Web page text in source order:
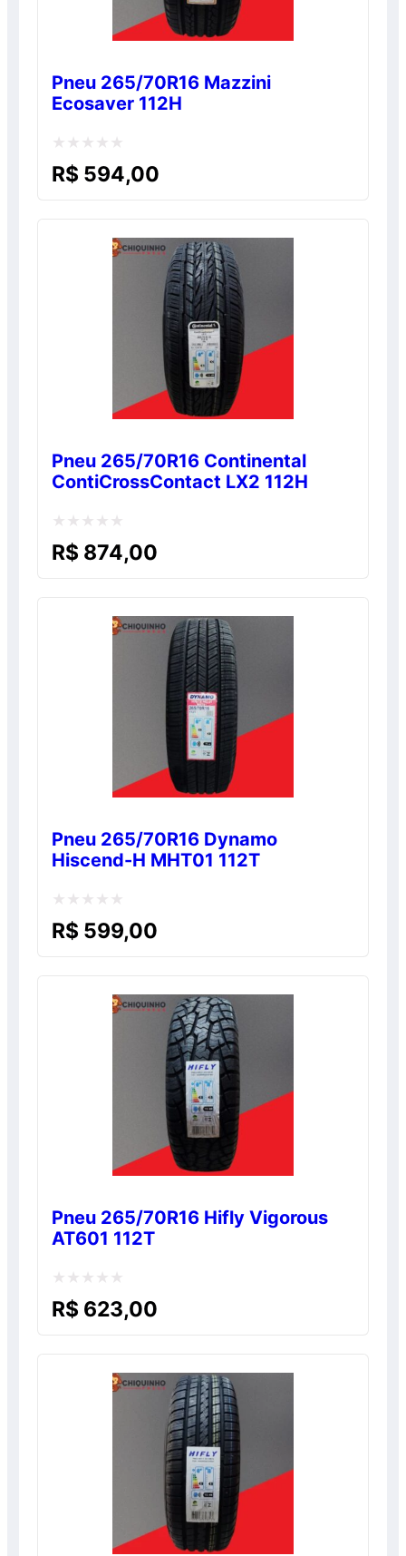
Pneu 265/70R16 Mazzini
Ecosaver 112H
Avaliação
R$ 594,00
Pneu 265/70R16 Continental
ContiCrossContact LX2 112H
Avaliação
R$ 874,00
Pneu 265/70R16 Dynamo
Hiscend-H MHT01 112T
Avaliação
R$ 599,00
Pneu 265/70R16 Hifly Vigorous
AT601 112T
Avaliação
R$ 623,00